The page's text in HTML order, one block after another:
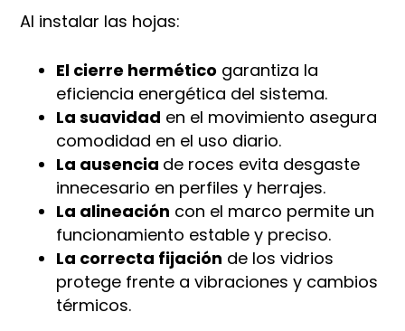
Al instalar las hojas:
El cierre hermético garantiza la
eficiencia energética del sistema.
La suavidad en el movimiento asegura
comodidad en el uso diario.
La ausencia de roces evita desgaste
innecesario en perfiles y herrajes.
La alineación con el marco permite un
funcionamiento estable y preciso.
La correcta fijación de los vidrios
protege frente a vibraciones y cambios
térmicos.